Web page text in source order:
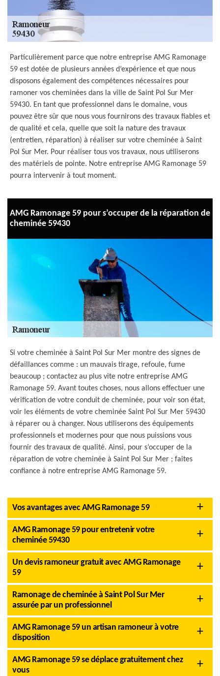
Particulièrement parce que notre entreprise AMG Ramonage
59 est dotée de plusieurs années d’expérience et que nous
disposons également des compétences nécessaires pour
ramoner vos cheminées dans la ville de Saint Pol Sur Mer
59430. En tant que professionnel dans le domaine, vous
pouvez être sûr que nous vous fournirons des travaux fiables et
de qualité et cela, quelle que soit la nature des travaux
(entretien, réparation) à réaliser sur votre cheminée à Saint
Pol Sur Mer. Pour réaliser tous vos travaux, nous utiliserons
des matériels de pointe. Notre entreprise AMG Ramonage 59
pourra intervenir à tout moment.
AMG Ramonage 59 pour s’occuper de la réparation de
cheminée 59430
Si votre cheminée à Saint Pol Sur Mer montre des signes de
défaillances comme : un mauvais tirage, refoule, fume
beaucoup ; contactez au plus vite notre entreprise AMG
Ramonage 59. Avant toutes choses, nous allons effectuer une
vérification de votre conduit de cheminée, pour voir son état,
voir les éléments de votre cheminée Saint Pol Sur Mer 59430
à réparer ou à changer. Nous utiliserons des équipements
professionnels et modernes pour que nous puissions vous
fournir des travaux de qualité. Ainsi, pour s’occuper de la
réparation de votre cheminée à Saint Pol Sur Mer ; faites
confiance à notre entreprise AMG Ramonage 59.
Vos avantages avec AMG Ramonage 59
AMG Ramonage 59 pour entretenir votre
cheminée 59430
Un devis ramoneur gratuit avec AMG Ramonage
59
Ramonage de cheminée à Saint Pol Sur Mer
assurée par un professionnel
AMG Ramonage 59 un artisan ramoneur à votre
disposition
AMG Ramonage 59 se déplace gratuitement chez
vous